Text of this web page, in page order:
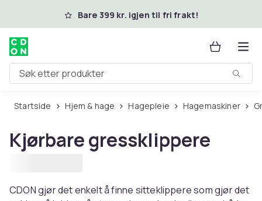
Hopp til hovedinnholdBare 399 kr. igjen til fri frakt!
Søk etter produkter
Startside Hjem & hage Hagepleie Hagemaskiner
Kjørbare gressklippere
CDON gjør det enkelt å finne sitteklippere som gjør det